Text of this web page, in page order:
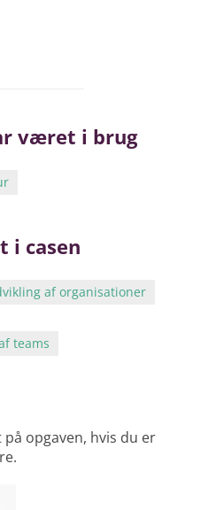
været i brug
i casen
af organisationer
teams
opgaven, hvis du er